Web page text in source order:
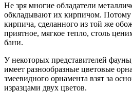
Не зря многие обладатели
обкладывают их кирпичом. Потому
кирпича, сделанного из той же
приятное, мягкое тепло, столь
бани.
У некоторых представителей
имеет разнообразные цветовые
змеевидного орнамента взят за
изразцами двух цветов.